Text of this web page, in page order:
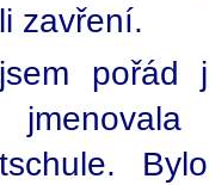
zavření.
pořád